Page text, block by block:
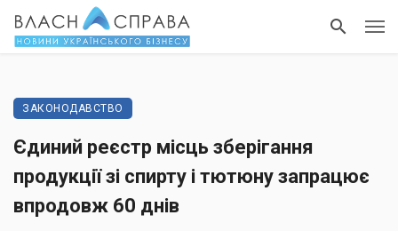
ЗАКОНОДАВСТВО
Єдиний реєстр місць зберігання
продукції зі спирту і тютюну запрацює
впродовж 60 днів